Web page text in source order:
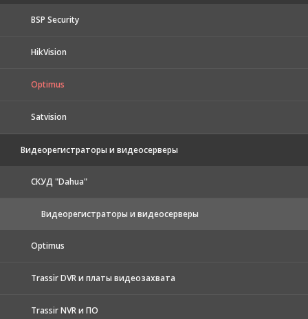
BSP Security
HikVision
Optimus
Satvision
Видеорегистраторы и видеосерверы
CКУД "Dahua"
Видеорегистраторы и видеосерверы
Optimus
Trassir DVR и платы видеозахвата
Trassir NVR и ПО